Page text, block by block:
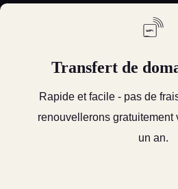
Transfert de
Rapide et facile - pas de
renouvellerons gratuitement
un an.